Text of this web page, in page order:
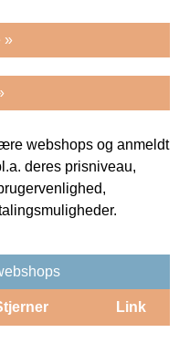
»
webshops og anmeldt
deres prisniveau,
Link